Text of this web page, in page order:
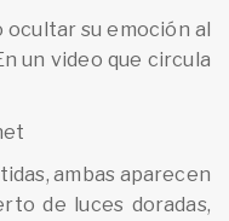
ocultar su emoción al
un video que circula
ambas aparecen
de luces doradas,